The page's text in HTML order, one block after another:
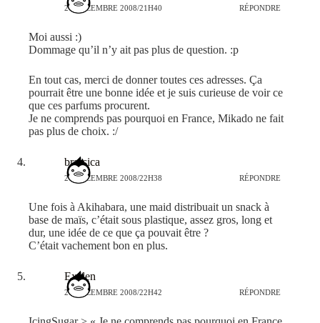
26 DÉCEMBRE 2008/21H40 RÉPONDRE
Moi aussi :)
Dommage qu’il n’y ait pas plus de question. :p
En tout cas, merci de donner toutes ces adresses. Ça
pourrait être une bonne idée et je suis curieuse de voir ce
que ces parfums procurent.
Je ne comprends pas pourquoi en France, Mikado ne fait
pas plus de choix. :/
brassica
26 DÉCEMBRE 2008/22H38 RÉPONDRE
Une fois à Akihabara, une maid distribuait un snack à
base de maïs, c’était sous plastique, assez gros, long et
dur, une idée de ce que ça pouvait être ?
C’était vachement bon en plus.
Exelen
26 DÉCEMBRE 2008/22H42 RÉPONDRE